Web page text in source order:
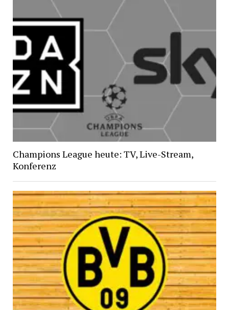
Champions League heute: TV, Live-Stream,
Konferenz